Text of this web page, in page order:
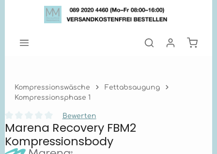
Zum Hauptinhalt springen
Kompressionswäsche
Fettabsaugung
Kompressionsphase 1
Durchschnittliche Bewertung von 0 von 5 Sternen
Bewerten
Marena Recovery FBM2
Kompressionsbody